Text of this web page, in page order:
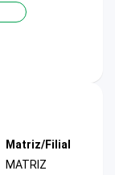
Matriz/Filial
MATRIZ